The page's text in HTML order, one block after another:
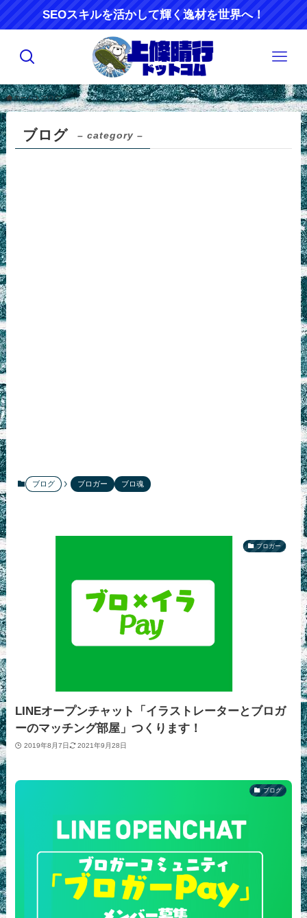
SEOスキルを活かして輝く逸材を世界へ！
ホーム ブログ
ブログ – category –
ブログ ブロガー ブロ魂
ブロガー
LINEオープンチャット「イラストレーターとブロガ
ーのマッチング部屋」つくります！
2019年8月7日 2021年9月28日
ブログ